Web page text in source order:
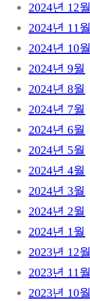
2024년 12월
2024년 11월
2024년 10월
2024년 9월
2024년 8월
2024년 7월
2024년 6월
2024년 5월
2024년 4월
2024년 3월
2024년 2월
2024년 1월
2023년 12월
2023년 11월
2023년 10월